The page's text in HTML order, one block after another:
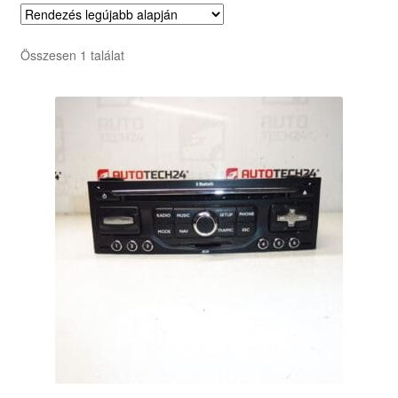
Kifizetések
Panasz
Pénztár
Rólunk
Összesen 1 találat